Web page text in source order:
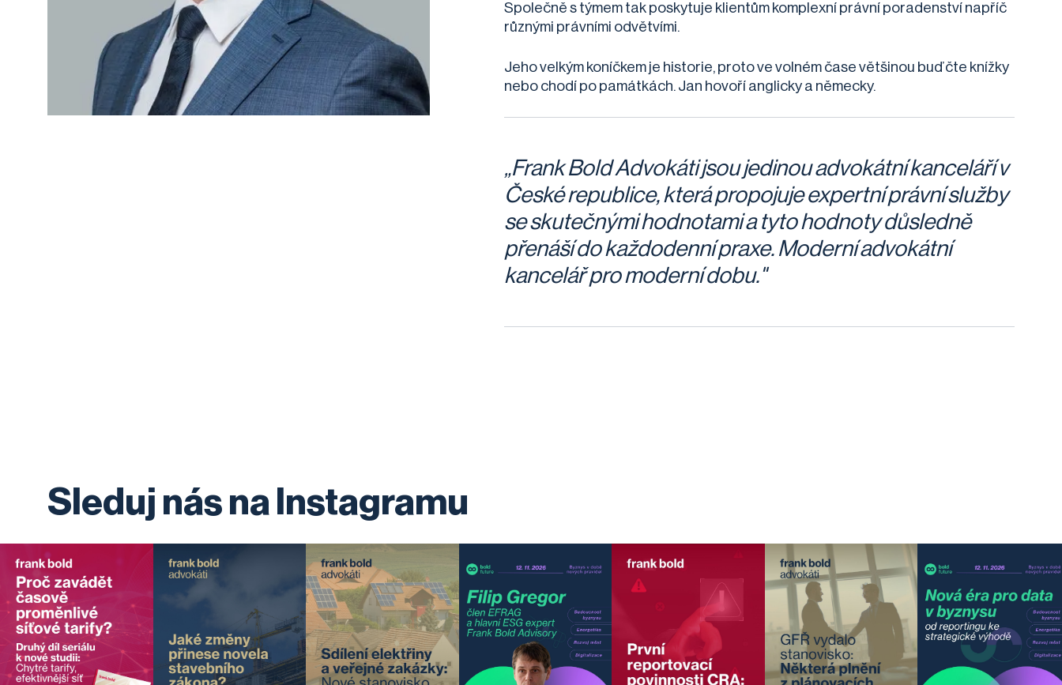
Společně s týmem tak poskytuje klientům komplexní právní poradenství napříč
různými právními odvětvími.
Jeho velkým koníčkem je historie, proto ve volném čase většinou buď čte knížky
nebo chodí po památkách. Jan hovoří anglicky a německy.
„Frank Bold Advokáti jsou jedinou advokátní kanceláří v
České republice, která propojuje expertní právní služby
se skutečnými hodnotami a tyto hodnoty důsledně
přenáší do každodenní praxe. Moderní advokátní
kancelář pro moderní dobu."
Sleduj nás na Instagramu